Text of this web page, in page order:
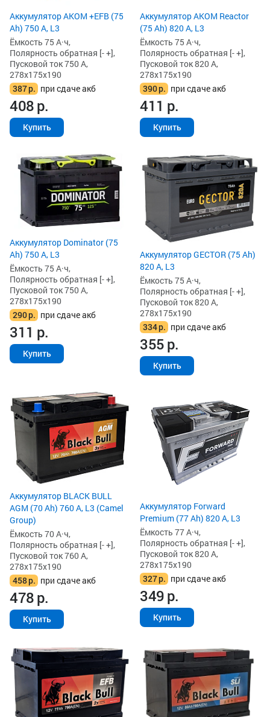
Аккумулятор AKOM +EFB (75
Ah) 750 А, L3
Ёмкость 75 А·ч,
Полярность обратная [- +],
Пусковой ток 750 А,
278x175x190
387р. при сдаче акб
408р.
Купить
Аккумулятор AKOM Reactor
(75 Ah) 820 А, L3
Ёмкость 75 А·ч,
Полярность обратная [- +],
Пусковой ток 820 А,
278x175x190
390р. при сдаче акб
411 р.
Купить
Аккумулятор Dominator (75
Ah) 750 А, L3
Ёмкость 75 А·ч,
Полярность обратная [- +],
Пусковой ток 750 А,
278x175x190
290р. при сдаче акб
311 р.
Купить
Аккумулятор GECTOR (75 Ah)
820 А, L3
Ёмкость 75 А·ч,
Полярность обратная [- +],
Пусковой ток 820 А,
278x175x190
334р. при сдаче акб
355р.
Купить
Аккумулятор BLACK BULL
AGM (70 Ah) 760 А, L3 (Camel
Group)
Ёмкость 70 А·ч,
Полярность обратная [- +],
Пусковой ток 760 А,
278x175x190
458р. при сдаче акб
478р.
Купить
Аккумулятор Forward
Premium (77 Ah) 820 А, L3
Ёмкость 77 А·ч,
Полярность обратная [- +],
Пусковой ток 820 А,
278x175x190
327р. при сдаче акб
349р.
Купить